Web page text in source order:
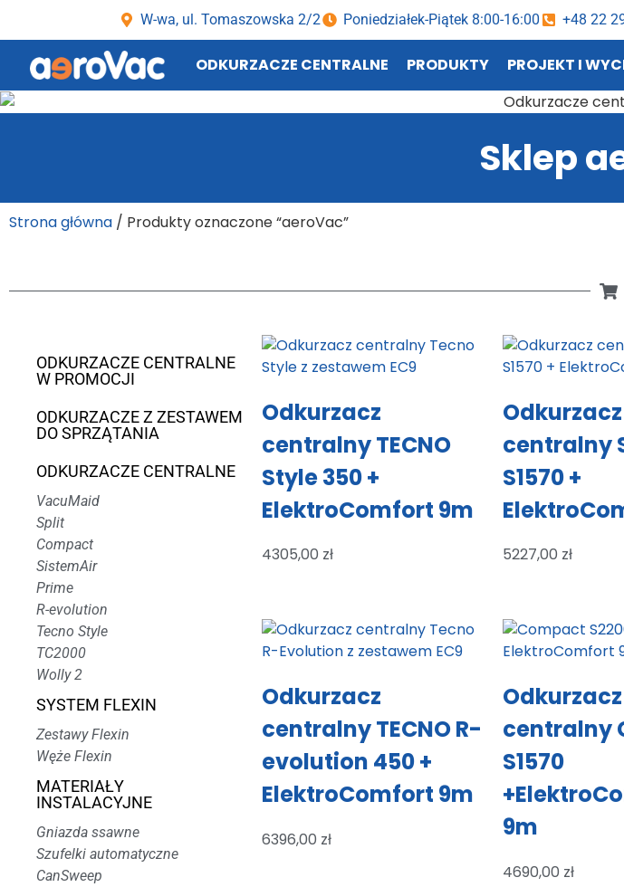
W-wa, ul. Tomaszowska 2/2 Poniedziałek-Piątek 8:00-16:00 +48 22
ODKURZACZE CENTRALNE PRODUKTY PROJEKT I
Sklep
Strona główna / Produkty oznaczone “aeroVac”
ODKURZACZE CENTRALNE
W PROMOCJI
ODKURZACZE Z ZESTAWEM
DO SPRZĄTANIA
ODKURZACZE CENTRALNE
VacuMaid
Split
Compact
SistemAir
Prime
R-evolution
Tecno Style
TC2000
Wolly 2
SYSTEM FLEXIN
Zestawy Flexin
Węże Flexin
MATERIAŁY
INSTALACYJNE
Gniazda ssawne
Szufelki automatyczne
CanSweep
Odkurzacz
centralny TECNO
Style 350 +
ElektroComfort 9m
4305,00 zł
Odkurzacz
centralny
S1570 +
5227,00 zł
Odkurzacz
centralny TECNO R-
evolution 450 +
ElektroComfort 9m
6396,00 zł
Odkurzacz
centralny
S1570
9m
4690,00 zł